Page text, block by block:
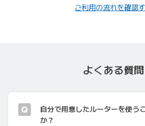
ご利用の流れを確認
よくある質問
自分で用意したルーターを使う
か？